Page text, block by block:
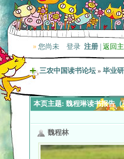
» 您尚未 登录 注册 返回
三农中国读书论坛 » 毕业
本页主题: 魏程琳读书报告（
魏程林